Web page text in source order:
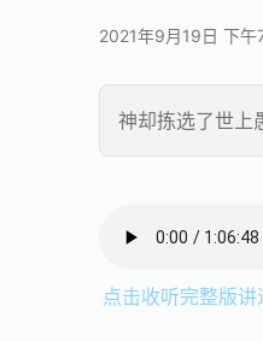
2021年9月19日 下午
神却拣选了世上
点击收听完整版讲